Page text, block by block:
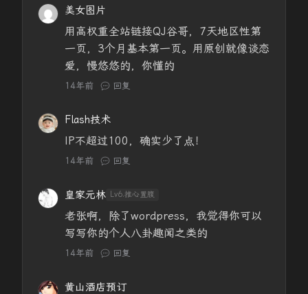
美女图片
用高权重全站链接QJ谷哥，7天地区性第
一页，3个月基本第一页。用原创就像谈恋
爱，慢悠悠的，你懂的
14年前 回复
Flash技术
IP不超过100，确实少了点！
14年前 回复
皇家元林 Lv6.推心置腹
老张啊，除了wordpress，我觉得你可以
写写你的个人八卦趣闻之类的
14年前 回复
黄山酒店预订